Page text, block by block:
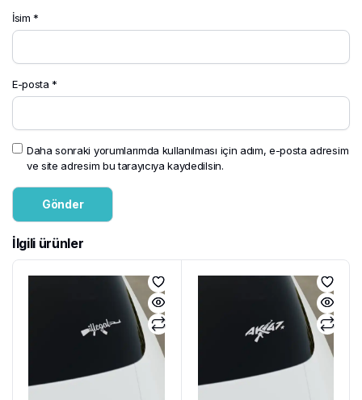
İsim *
E-posta *
Daha sonraki yorumlarımda kullanılması için adım, e-posta adresim
ve site adresim bu tarayıcıya kaydedilsin.
İlgili ürünler